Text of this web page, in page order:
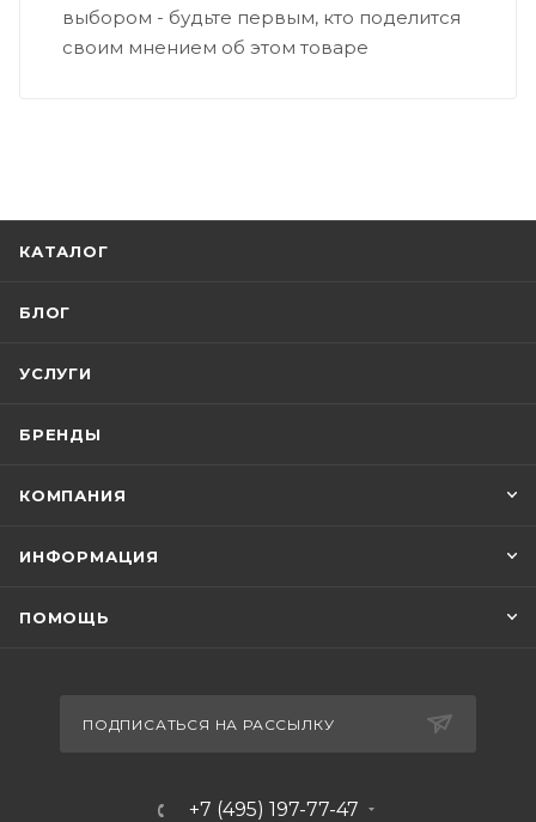
выбором - будьте первым, кто поделится
своим мнением об этом товаре
КАТАЛОГ
БЛОГ
УСЛУГИ
БРЕНДЫ
КОМПАНИЯ
ИНФОРМАЦИЯ
ПОМОЩЬ
ПОДПИСАТЬСЯ НА РАССЫЛКУ
+7 (495) 197-77-47